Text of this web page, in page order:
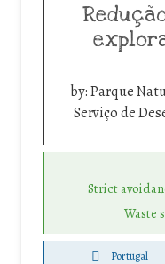
by:Parque
Serviço de
Strict
Waste
Portugal